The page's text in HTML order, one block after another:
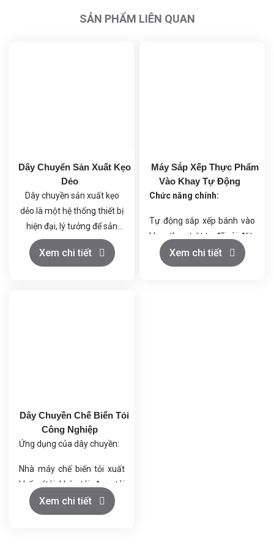
SẢN PHẨM LIÊN QUAN
Dây Chuyển Sản Xuất Kẹo
Dẻo
Dây chuyền sản xuất kẹo
dẻo là một hệ thống thiết bị
hiện đại, lý tưởng để sản
xuất ra những sản phẩm
kẹo dẻo chất lượng cao,
Xem chi tiết
Máy Sắp Xếp Thực Phẩm
Vào Khay Tự Động
Chức năng chính:
Tự động sắp xếp bánh vào
khay theo trật tự đã cài đặt.
Đảm bảo tốc độ và độ chính
xác cao.
Xem chi tiết
Dây Chuyền Chế Biến Tỏi
Công Nghiệp
Ứng dụng của dây chuyền:
Nhà máy chế biến tỏi xuất
khẩu (tỏi khô, tỏi đen, tỏi
bột).
Xem chi tiết